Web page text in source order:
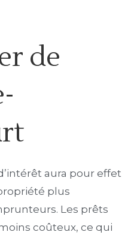
de
aura pour effet
plus
Les prêts
coûteux, ce qui